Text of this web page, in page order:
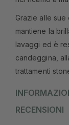
Grazie alle
mantiene la
lavaggi ed è
candeggina,
trattamenti
RECENSIONI